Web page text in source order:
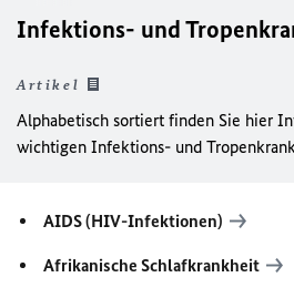
Infektions- und
Artikel
Alphabetisch sortiert finden Sie hier
wichtigen Infektions- und
AIDS (HIV-Infektionen)
Afrikanische Schlafkrankheit